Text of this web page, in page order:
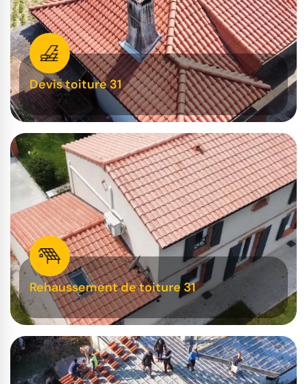
Devis toiture 31
Rehaussement de toiture 31